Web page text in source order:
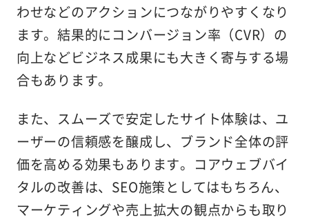
わせなどのアクションにつながりやすくなり
ます。結果的にコンバージョン率（CVR）の
向上などビジネス成果にも大きく寄与する場
合もあります。
また、スムーズで安定したサイト体験は、ユ
ーザーの信頼感を醸成し、ブランド全体の評
価を高める効果もあります。コアウェブバイ
タルの改善は、SEO施策としてはもちろん、
マーケティングや売上拡大の観点からも取り